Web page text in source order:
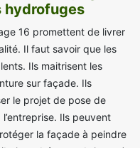
hydrofuges
16 promettent de livrer
Il faut savoir que les
Ils maitrisent les
sur façade. Ils
le projet de pose de
Ils peuvent
la façade à peindre